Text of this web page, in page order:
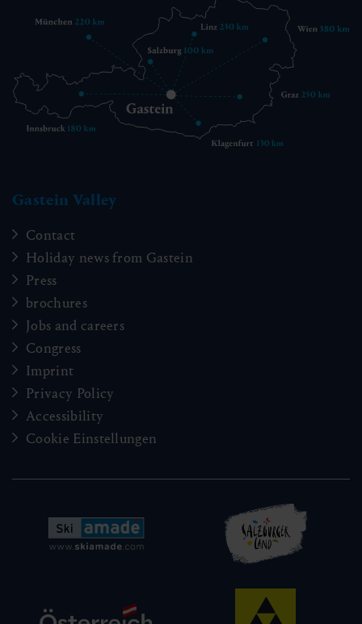
Gastein Valley
Contact
Holiday news from Gastein
Press
brochures
Jobs and careers
Congress
Imprint
Privacy Policy
Accessibility
Cookie Einstellungen